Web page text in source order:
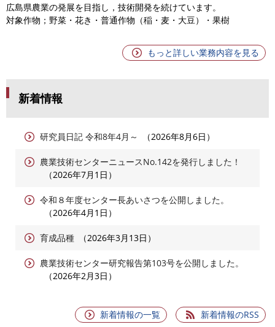
広島県農業の発展を目指し，技術開発を続けています。
対象作物；野菜・花き・普通作物（稲・麦・大豆）・果樹
もっと詳しい業務内容を見る
新着情報
研究員日記 令和8年4月～ 2026年8月6日
農業技術センターニュースNo.142を発行しました！
2026年7月1日
令和８年度センター長あいさつを公開しました。
2026年4月1日
育成品種 2026年3月13日
農業技術センター研究報告第103号を公開しました。
2026年2月3日
新着情報の一覧 新着情報のRSS